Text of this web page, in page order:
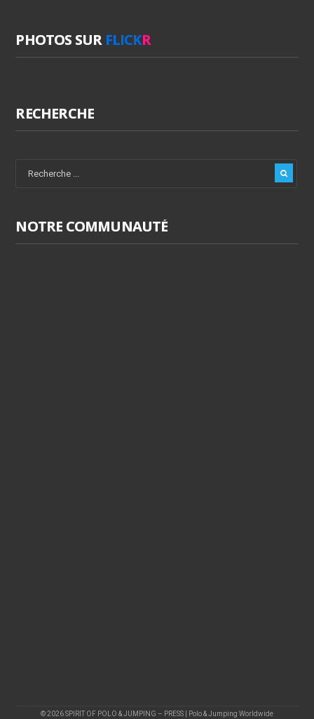
PHOTOS SUR FLICKR
RECHERCHE
NOTRE COMMUNAUTÉ
© 2026 SPIRIT OF POLO & JUMPING – PRESS | Polo & Jumping Worldwide